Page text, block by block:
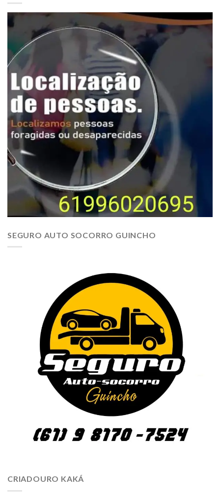
SEGURO AUTO SOCORRO GUINCHO
CRIADOURO KAKÁ